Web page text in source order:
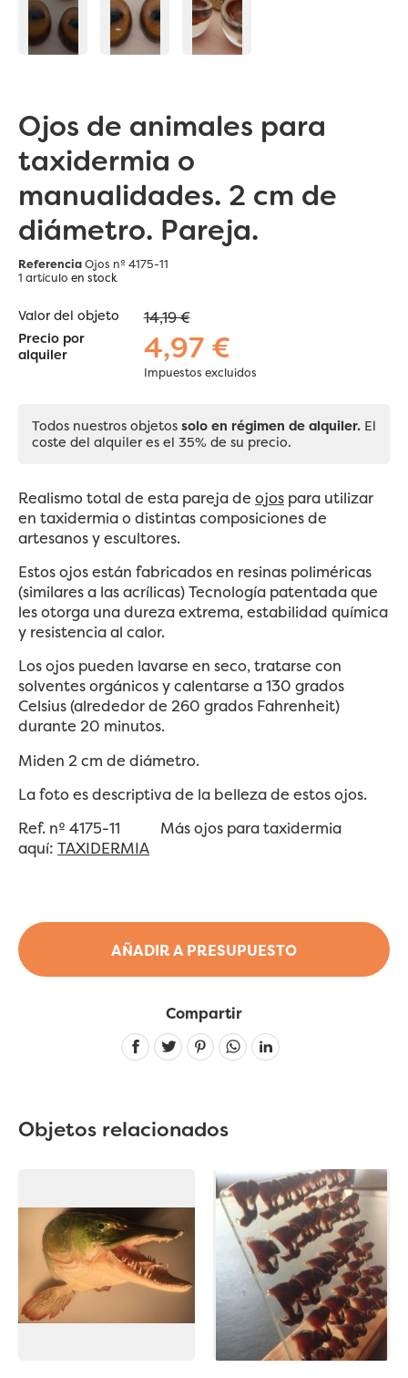
Ojos de animales para
taxidermia o
manualidades. 2 cm de
diámetro. Pareja.
ReferenciaOjos nº 4175-11
1 artículo en stock
AÑADIR A PRESUPUESTO
Valor del objeto 14,19 €
Precio por
alquiler
4,97 €
Impuestos excluidos
Todos nuestros objetos solo en régimen de alquiler. El
coste del alquiler es el 35% de su precio.
Realismo total de esta pareja de ojos para utilizar
en taxidermia o distintas composiciones de
artesanos y escultores.
Estos ojos están fabricados en resinas poliméricas
(similares a las acrílicas) Tecnología patentada que
les otorga una dureza extrema, estabilidad química
y resistencia al calor.
Los ojos pueden lavarse en seco, tratarse con
solventes orgánicos y calentarse a 130 grados
Celsius (alrededor de 260 grados Fahrenheit)
durante 20 minutos.
Miden 2 cm de diámetro.
La foto es descriptiva de la belleza de estos ojos.
Ref. nº 4175-11 Más ojos para taxidermia
aquí: TAXIDERMIA
Compartir
Linkedin
Objetos relacionados